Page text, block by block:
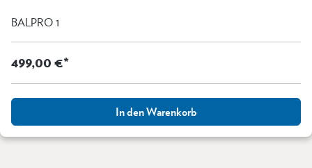
BALPRO 1
499,00 €*
In den Warenkorb